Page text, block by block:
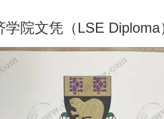
院文凭（LSE Diploma